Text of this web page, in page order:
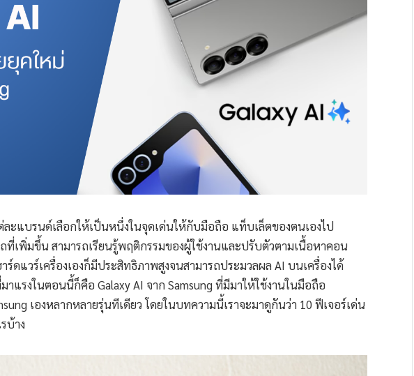
ละแบรนด์เลือกให้เป็นหนึ่งในจุดเด่นให้กับมือถือ แท็บเล็ตของตนเองไป
ที่เพิ่มขึ้น สามารถเรียนรู้พฤติกรรมของผู้ใช้งานและปรับตัวตามเนื้อหาคอน
ดแวร์เครื่องเองก็มีประสิทธิภาพสูงจนสามารถประมวลผล AI บนเครื่องได้
าแรงในตอนนี้ก็คือ Galaxy AI จาก Samsung ที่มีมาให้ใช้งานในมือถือ
เองหลากหลายรุ่นทีเดียว โดยในบทความนี้เราจะมาดูกันว่า 10 ฟีเจอร์เด่น
บ้าง